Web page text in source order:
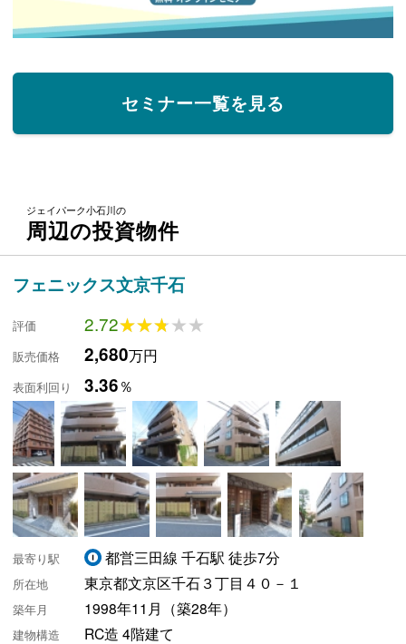
セミナー一覧を見る
ジェイパーク小石川の
周辺の投資物件
フェニックス文京千石
評価 2.72★★★★★
★★★★★
販売価格 2,680万円
表面利回り 3.36％
最寄り駅 都営三田線 千石駅 徒歩7分
所在地 東京都文京区千石３丁目４０－１
築年月 1998年11月（築28年）
建物構造 RC造 4階建て